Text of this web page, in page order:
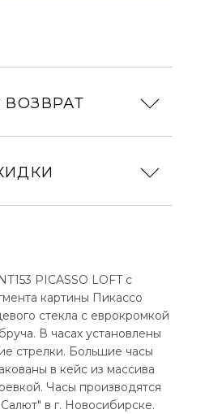
PICASSO LOFT с
картины Пикассо
стекла с еврокромкой
В часах установлены
стрелки. Большие часы
в кейс из массива
Часы производятся
в г. Новосибирске.